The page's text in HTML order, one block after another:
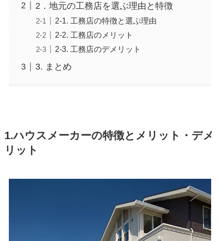
2．地元の工務店を選ぶ理由と特徴
2-1. 工務店の特徴と選ぶ理由
2-2. 工務店のメリット
2-3. 工務店のデメリット
3. まとめ
1.ハウスメーカーの特徴とメリット・デメ
リット